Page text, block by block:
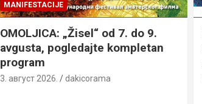
MANIFESTACIJE
OMOLJICA: „Žisel“ od 7. do 9.
avgusta, pogledajte kompletan
program
3. август 2026. dakicorama